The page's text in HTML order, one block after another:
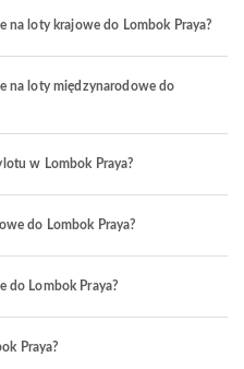
na loty krajowe do Lombok Praya?
na loty międzynarodowe do
w Lombok Praya?
do Lombok Praya?
do Lombok Praya?
Praya?